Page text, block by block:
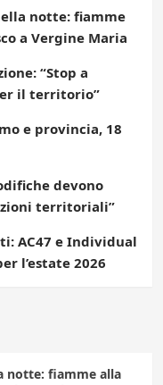
notte: fiamme
a Vergine Maria
“Stop a
il territorio”
e provincia, 18
devono
territoriali”
AC47 e Individual
l’estate 2026
notte: fiamme alla